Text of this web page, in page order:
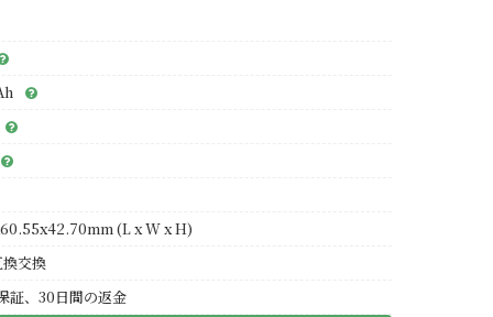
(L x W x H)
交換
証、30日間の返金